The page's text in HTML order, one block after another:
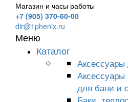
Магазин и часы работы
+7 (905) 370-60-00
dir@1phenix.ru
Меню
Каталог
Аксессуары
для бани и